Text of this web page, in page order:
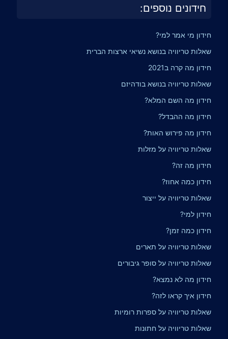
חידונים נוספים:
חידון מי אמר למי?
שאלות טריוויה בנושא נשיאי ארצות הברית
חידון מה קרה ב2021
שאלות טריוויה בנושא בודהיזם
חידון מה השם המלא?
חידון מה ההבדל?
חידון מה פירוש האות?
שאלות טריוויה על מזלות
חידון מה זה?
חידון כמה אחוז?
שאלות טריוויה על ייצור
חידון למי?
חידון כמה זמן?
שאלות טריוויה על תארים
שאלות טריוויה על סופר גיבורים
חידון מה לא נמצא?
חידון איך קראו לזה?
שאלות טריוויה על ספרות רומיות
שאלות טריוויה על חתונות